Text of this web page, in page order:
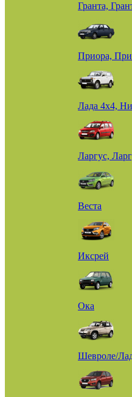
Гранта,
Приора,
Лада 4х4,
Ларгус,
Веста
Иксрей
Ока
Шевроле/